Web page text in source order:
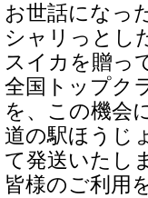
お世話になっ
シャリっとし
スイカを贈っ
全国トップク
を、この機会
道の駅ほうじ
て発送いたし
皆様のご利用